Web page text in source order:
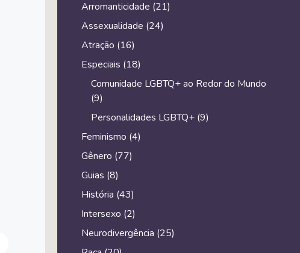
Arromanticidade (21)
Assexualidade (24)
Atração (16)
Especiais (18)
Comunidade LGBTQ+ ao Redor do Mundo
(9)
Personalidades LGBTQ+(9)
Feminismo (4)
Gênero (77)
Guias (8)
História (43)
Intersexo (2)
Neurodivergência (25)